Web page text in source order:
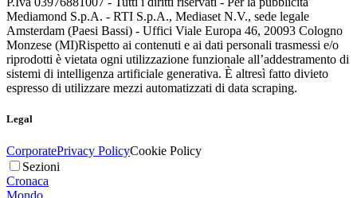
Mediamond S.p.A. - RTI S.p.A., Mediaset N.V., sede legale
Amsterdam (Paesi Bassi) - Uffici Viale Europa 46, 20093 Cologno
Monzese (MI)Rispetto ai contenuti e ai dati personali trasmessi e/o
riprodotti è vietata ogni utilizzazione funzionale all’addestramento di
sistemi di intelligenza artificiale generativa. È altresì fatto divieto
espresso di utilizzare mezzi automatizzati di data scraping.
Legal
CorporatePrivacy PolicyCookie Policy
Sezioni
Cronaca
Mondo